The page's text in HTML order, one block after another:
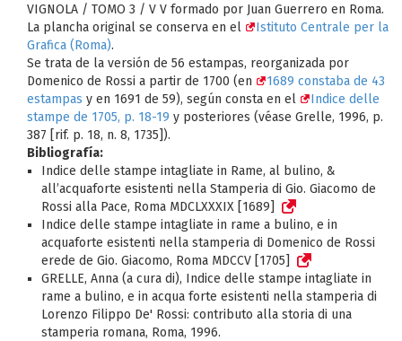
VIGNOLA / TOMO 3 / V V formado por Juan Guerrero en Roma.
La plancha original se conserva en el
Istituto Centrale per la
Grafica (Roma).
Se trata de la versión de 56 estampas, reorganizada por
Domenico de Rossi a partir de 1700 (en
1689 constaba de 43
estampas y en 1691 de 59), según consta en el
Indice delle
stampe de 1705, p. 18-19 y posteriores (véase Grelle, 1996, p.
387 [rif. p. 18, n. 8, 1735]).
Bibliografía:
Indice delle stampe intagliate in Rame, al bulino, &
all’acquaforte esistenti nella Stamperia di Gio. Giacomo de
Rossi alla Pace, Roma MDCLXXXIX [1689]
Indice delle stampe intagliate in rame a bulino, e in
acquaforte esistenti nella stamperia di Domenico de Rossi
erede de Gio. Giacomo, Roma MDCCV [1705]
GRELLE, Anna (a cura di), Indice delle stampe intagliate in
rame a bulino, e in acqua forte esistenti nella stamperia di
Lorenzo Filippo De' Rossi: contributo alla storia di una
stamperia romana, Roma, 1996.